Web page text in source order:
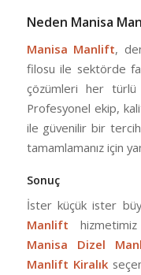
Neden Manisa
Manisa Manlift,
filosu ile sektörde
çözümleri her türlü
Profesyonel ekip,
ile güvenilir bir
tamamlamanız için
Sonuç
İster küçük ister
Manlift
Manisa Dizel
Manlift Kiralık